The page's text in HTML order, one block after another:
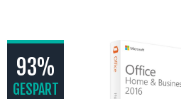
93%
GESPART